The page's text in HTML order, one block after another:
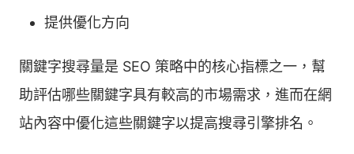
提供優化方向
關鍵字搜尋量是 SEO 策略中的核心指標之一，幫
助評估哪些關鍵字具有較高的市場需求，進而在網
站內容中優化這些關鍵字以提高搜尋引擎排名。